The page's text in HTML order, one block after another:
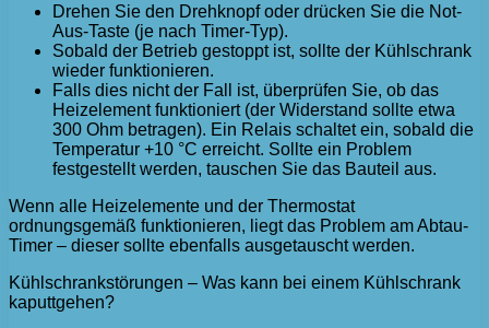
Drehen Sie den Drehknopf oder drücken Sie die Not-
Aus-Taste (je nach Timer-Typ).
Sobald der Betrieb gestoppt ist, sollte der Kühlschrank
wieder funktionieren.
Falls dies nicht der Fall ist, überprüfen Sie, ob das
Heizelement funktioniert (der Widerstand sollte etwa
300 Ohm betragen). Ein Relais schaltet ein, sobald die
Temperatur +10 °C erreicht. Sollte ein Problem
festgestellt werden, tauschen Sie das Bauteil aus.
Wenn alle Heizelemente und der Thermostat
ordnungsgemäß funktionieren, liegt das Problem am Abtau-
Timer – dieser sollte ebenfalls ausgetauscht werden.
Kühlschrankstörungen – Was kann bei einem Kühlschrank
kaputtgehen?